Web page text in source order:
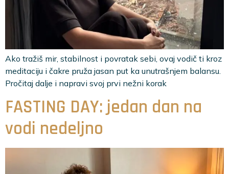
Ako tražiš mir, stabilnost i povratak sebi, ovaj vodič ti kroz
meditaciju i čakre pruža jasan put ka unutrašnjem balansu.
Pročitaj dalje i napravi svoj prvi nežni korak
FASTING DAY: jedan dan na
vodi nedeljno